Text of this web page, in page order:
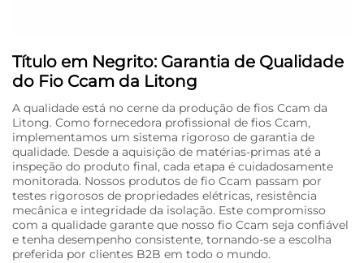
Título em Negrito: Garantia de Qualidade
do Fio Ccam da Litong
A qualidade está no cerne da produção de fios Ccam da
Litong. Como fornecedora profissional de fios Ccam,
implementamos um sistema rigoroso de garantia de
qualidade. Desde a aquisição de matérias-primas até a
inspeção do produto final, cada etapa é cuidadosamente
monitorada. Nossos produtos de fio Ccam passam por
testes rigorosos de propriedades elétricas, resistência
mecânica e integridade da isolação. Este compromisso
com a qualidade garante que nosso fio Ccam seja confiável
e tenha desempenho consistente, tornando-se a escolha
preferida por clientes B2B em todo o mundo.